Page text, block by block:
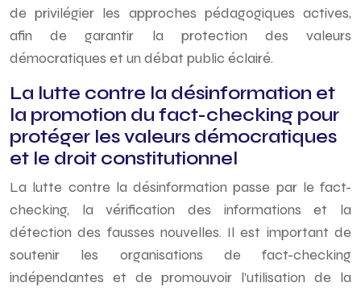
de privilégier les approches pédagogiques actives,
afin de garantir la protection des valeurs
démocratiques et un débat public éclairé.
La lutte contre la désinformation et
la promotion du fact-checking pour
protéger les valeurs démocratiques
et le droit constitutionnel
La lutte contre la désinformation passe par le fact-
checking, la vérification des informations et la
détection des fausses nouvelles. Il est important de
soutenir les organisations de fact-checking
indépendantes et de promouvoir l’utilisation de la